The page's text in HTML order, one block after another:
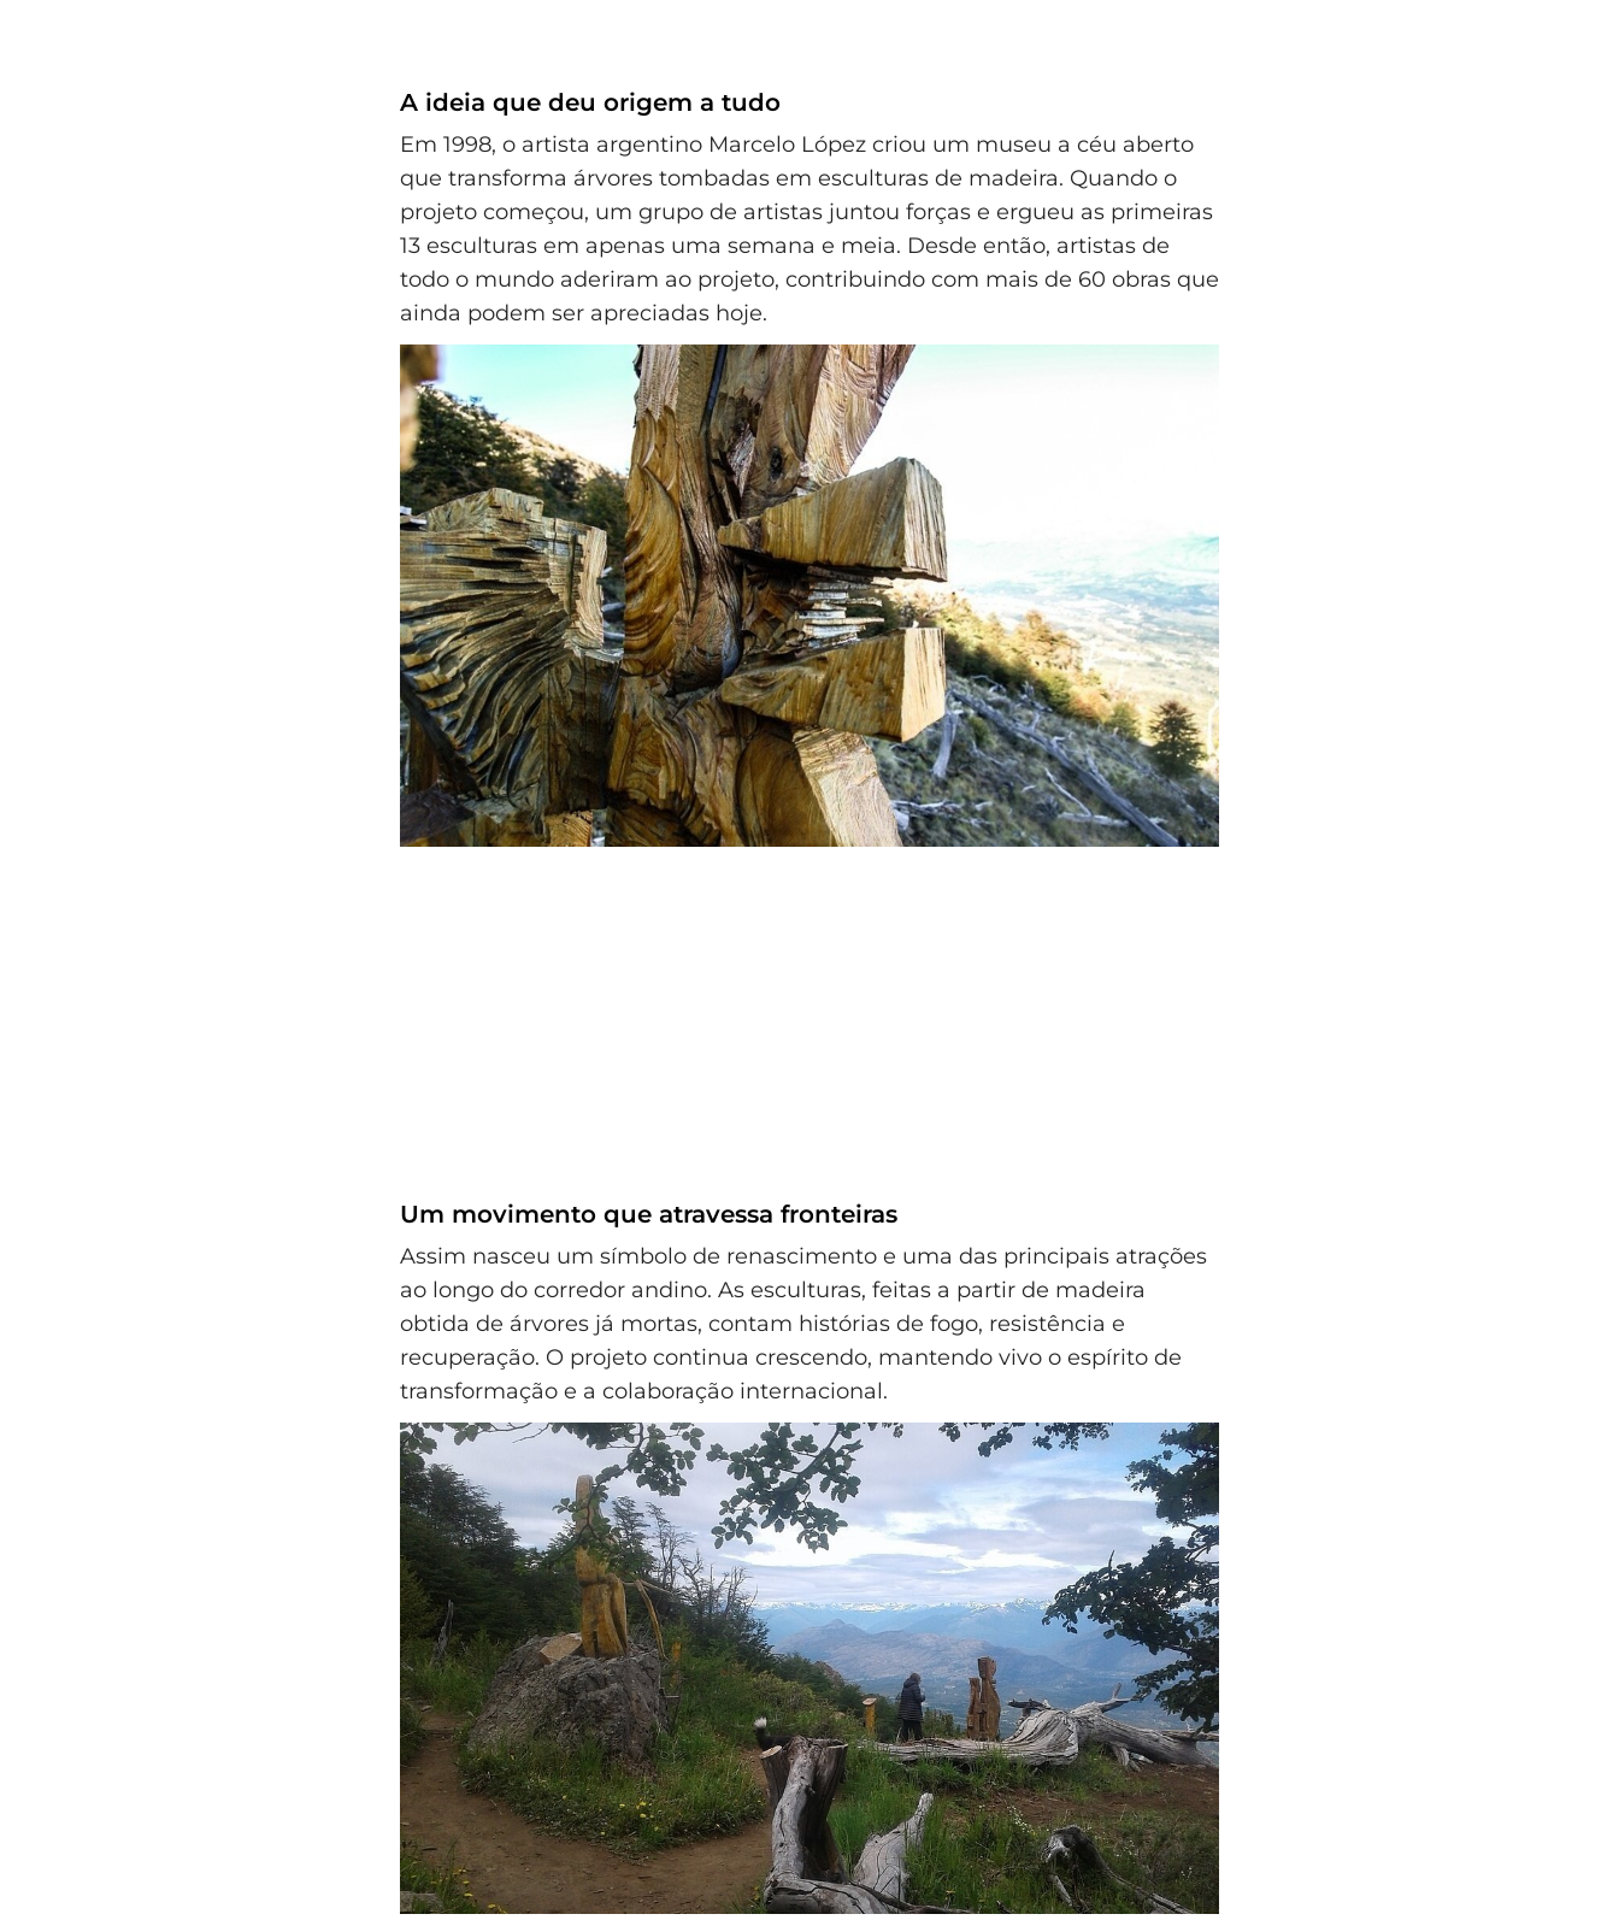
A ideia que deu origem a tudo
Em 1998, o artista argentino Marcelo López criou um museu a céu aberto
que transforma árvores tombadas em esculturas de madeira. Quando o
projeto começou, um grupo de artistas juntou forças e ergueu as primeiras
13 esculturas em apenas uma semana e meia. Desde então, artistas de
todo o mundo aderiram ao projeto, contribuindo com mais de 60 obras que
ainda podem ser apreciadas hoje.
Um movimento que atravessa fronteiras
Assim nasceu um símbolo de renascimento e uma das principais atrações
ao longo do corredor andino. As esculturas, feitas a partir de madeira
obtida de árvores já mortas, contam histórias de fogo, resistência e
recuperação. O projeto continua crescendo, mantendo vivo o espírito de
transformação e a colaboração internacional.